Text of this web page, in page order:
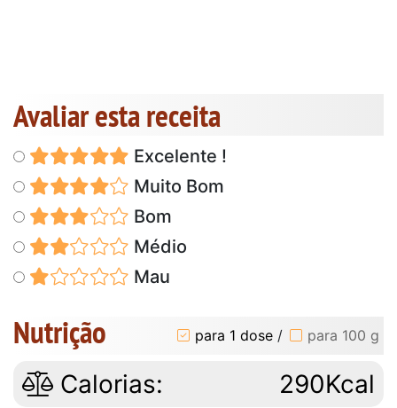
Avaliar esta receita
Excelente !
Muito Bom
Bom
Médio
Mau
Nutrição para 1 dose / para 100 g
Calorias: 290Kcal